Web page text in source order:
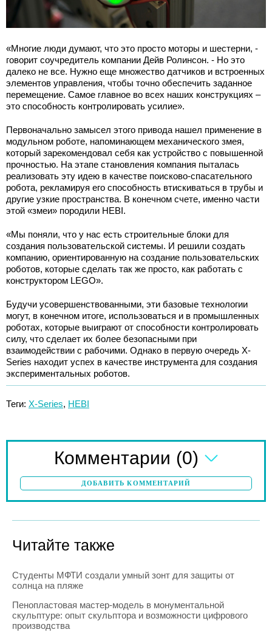
«Многие люди думают, что это просто моторы и шестерни, -
говорит соучредитель компании Дейв Ролинсон. - Но это
далеко не все. Нужно еще множество датчиков и встроенных
элементов управления, чтобы точно обеспечить заданное
перемещение. Самое главное во всех наших конструкциях –
это способность контролировать усилие».
Первоначально замысел этого привода нашел применение в
модульном роботе, напоминающем механического змея,
который зарекомендовал себя как устройство с повышенной
прочностью. На этапе становления компания пыталась
реализовать эту идею в качестве поисково-спасательного
робота, рекламируя его способность втискиваться в трубы и
другие узкие пространства. В конечном счете, именно части
этой «змеи» породили HEBI.
«Мы поняли, что у нас есть строительные блоки для
создания пользовательской системы. И решили создать
компанию, ориентированную на создание пользовательских
роботов, которые сделать так же просто, как работать с
конструктором LEGO».
Будучи усовершенствованными, эти базовые технологии
могут, в конечном итоге, использоваться и в промышленных
роботах, которые выиграют от способности контролировать
силу, что сделает их более безопасными при
взаимодействии с рабочими. Однако в первую очередь X-
Series находит успех в качестве инструмента для создания
экспериментальных роботов.
Теги: X-Series, HEBI
Комментарии (0)
ДОБАВИТЬ КОММЕНТАРИЙ
Читайте также
Студенты МФТИ создали умный зонт для защиты от
солнца на пляже
Пенопластовая мастер-модель в монументальной
скульптуре: опыт скульптора и возможности цифрового
производства